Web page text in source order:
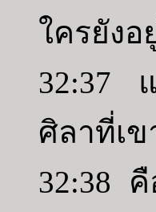
ใครยังอ
32:37
ศิลาที่เ
32:38